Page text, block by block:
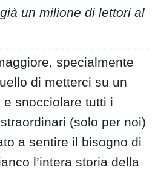
un milione di lettori al
specialmente
di metterci su un
snocciolare tutti i
(solo per noi)
a sentire il bisogno di
l’intera storia della